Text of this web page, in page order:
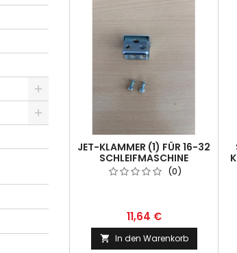
JET-KLAMMER (1) FÜR 16-32
SCHLEIFMASCHINE
(0)
11,64 €
 In den Warenkorb